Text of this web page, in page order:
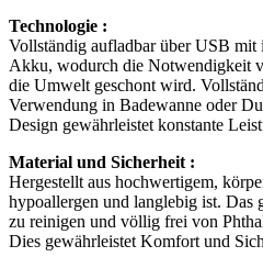
Technologie :
Vollständig aufladbar über USB
Akku, wodurch die Notwendigkeit
die Umwelt geschont wird.
Verwendung in Badewanne oder
Design gewährleistet konstante
Material und Sicherheit :
Hergestellt aus hochwertigem,
hypoallergen und langlebig ist. Das
zu reinigen und völlig frei von
Dies gewährleistet Komfort und